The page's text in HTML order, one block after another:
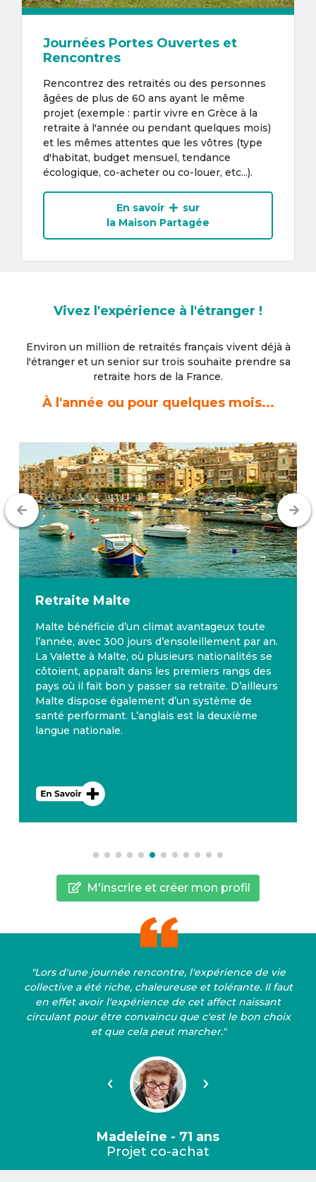
Journées Portes Ouvertes et
Rencontres
Rencontrez des retraités ou des personnes
âgées de plus de 60 ans ayant le même
projet (exemple : partir vivre en Grèce à la
retraite à l'année ou pendant quelques mois)
et les mêmes attentes que les vôtres (type
d'habitat, budget mensuel, tendance
écologique, co-acheter ou co-louer, etc...).
En savoir
sur
la Maison Partagée
Vivez l'expérience à l'étranger !
Environ un million de retraités français vivent déjà à
l'étrangeret un senior sur trois souhaite prendre sa
retraite hors de la France.
À l'année ou pour quelques mois...
Retraite Malte
Malte bénéficie d’un climat avantageux toute
l’année, avec 300 jours d’ensoleillement par an.
La Valette à Malte, où plusieurs nationalités se
côtoient, apparaît dans les premiers rangs des
pays où il fait bon y passer sa retraite. D’ailleurs
Malte dispose également d’un système de
santé performant. L’anglais est la deuxième
langue nationale.
M'inscrire et créer mon profil
"Lors d'une journée rencontre, l'expérience de vie
collective a été riche, chaleureuse et tolérante. Il faut
en effet avoir l'expérience de cet affect naissant
circulant pour être convaincu que c'est le bon choix
et que cela peut marcher."
Précédent Suivant
Madeleine - 71 ans
Projet co-achat